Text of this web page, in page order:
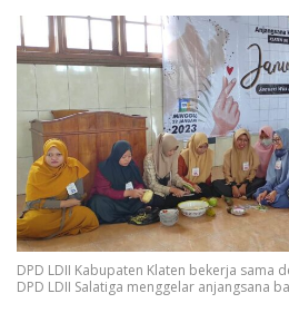
DPD LDII Kabupaten Klaten bekerja sama
DPD LDII Salatiga menggelar anjangsana